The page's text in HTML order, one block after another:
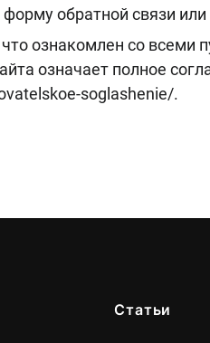
обратной связи
ознакомлен со всеми
означает полное
soglashenie/.
Статьи